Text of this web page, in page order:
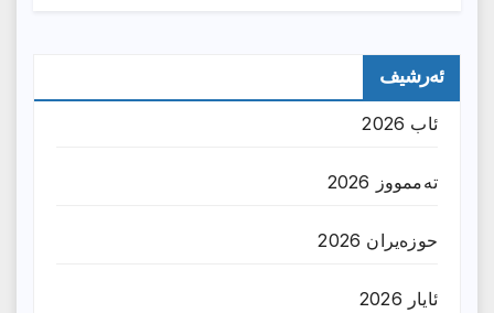
ئەرشیف
ئاب 2026
تەممووز 2026
حوزه‌یران 2026
ئایار 2026